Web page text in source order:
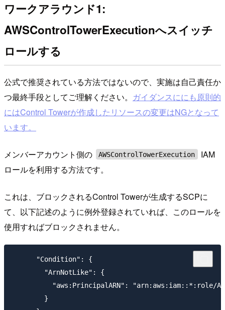
ワークアラウンド1:
AWSControlTowerExecutionへスイッチ
ロールする
公式で推奨されている方法ではないので、実施は自己責任か
つ最終手段としてご理解ください。 ガイダンスににも原則的
にはControl Towerが作成したリソースの変更はNGとなって
います。
メンバーアカウント側の AWSControlTowerExecution
IAM
ロールを利用する方法です。
これは、ブロックされるControl Towerが生成するSCPに
て、以下記述のように例外登録されていれば、このロールを
使用すればブロックされません。
      "Condition": {
        "ArnNotLike": {
"aws:PrincipalARN": "arn:aws:iam::*:role/
        }